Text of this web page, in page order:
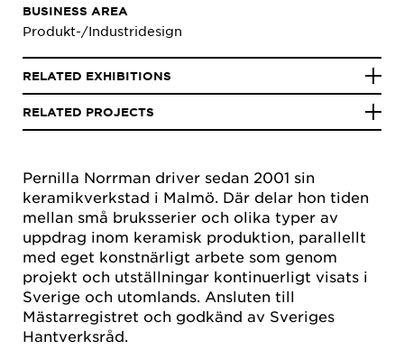
Pernilla Norrman driver sedan 2001 sin
keramikverkstad i Malmö. Där delar hon tiden
mellan små bruksserier och olika typer av
uppdrag inom keramisk produktion, parallellt
med eget konstnärligt arbete som genom
projekt och utställningar kontinuerligt visats i
Sverige och utomlands. Ansluten till
Mästarregistret och godkänd av Sveriges
Hantverksråd.
BUSINESS AREA
Produkt-/Industridesign
RELATED EXHIBITIONS
RELATED PROJECTS